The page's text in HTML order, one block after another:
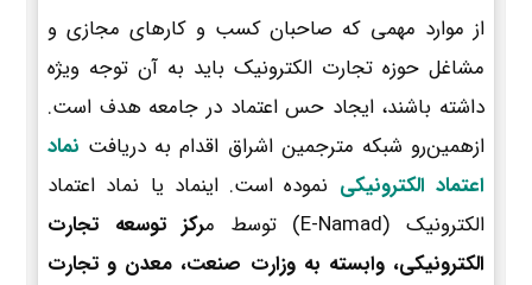
از موارد مهمی که صاحبان کسب و کارهای مجازی و
مشاغل حوزه تجارت الکترونیک باید به آن توجه ویژه
داشته باشند، ایجاد حس اعتماد در جامعه هدف است.
ازهمین‌رو شبکه مترجمین اشراق اقدام به دریافت نماد
اعتماد الکترونیکی نموده است. اینماد یا نماد اعتماد
الکترونیک (E-Namad) توسط م
رکز توسعه تجارت
الکترونیکی، وابسته به وزارت صنعت، معدن و تجارت